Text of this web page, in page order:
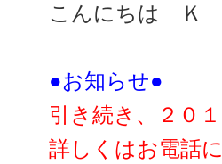
こんにちは Ｋ
●お知らせ●
引き続き、２０
詳しくはお電話